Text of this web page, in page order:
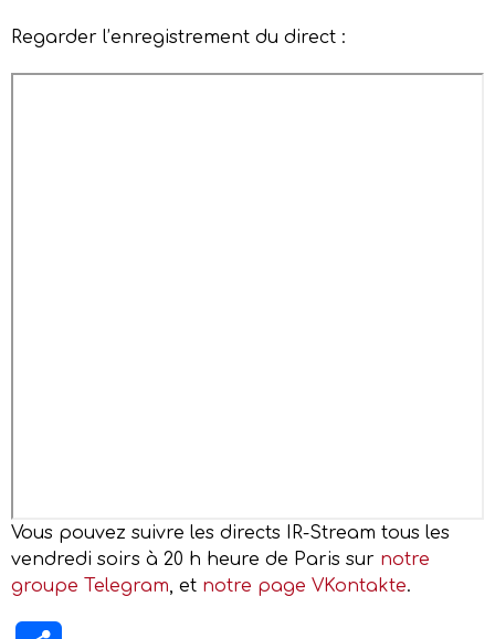
Regarder l’enregistrement du direct :
Vous pouvez suivre les directs IR-Stream tous les
vendredi soirs à 20 h heure de Paris sur notre
groupe Telegram , et notre page VKontakte.